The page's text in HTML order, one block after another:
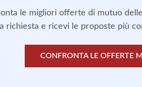
le migliori offerte di mutuo
richiesta e ricevi le proposte più
CONFRONTA LE OFFERTE